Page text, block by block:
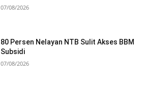
07/08/2026
80 Persen Nelayan NTB Sulit Akses BBM
Subsidi
07/08/2026